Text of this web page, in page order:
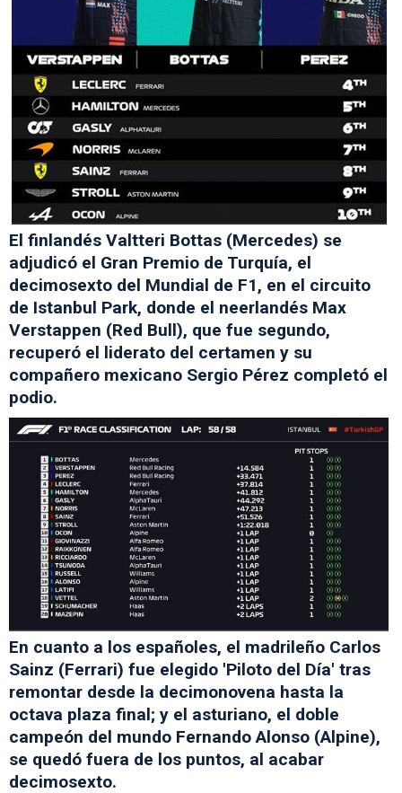
El finlandés Valtteri Bottas (Mercedes) se
adjudicó el Gran Premio de Turquía, el
decimosexto del Mundial de F1, en el circuito
de Istanbul Park, donde el neerlandés Max
Verstappen (Red Bull), que fue segundo,
recuperó el liderato del certamen y su
compañero mexicano Sergio Pérez completó el
podio.
En cuanto a los españoles, el madrileño Carlos
Sainz (Ferrari) fue elegido 'Piloto del Día' tras
remontar desde la decimonovena hasta la
octava plaza final; y el asturiano, el doble
campeón del mundo Fernando Alonso (Alpine),
se quedó fuera de los puntos, al acabar
decimosexto.